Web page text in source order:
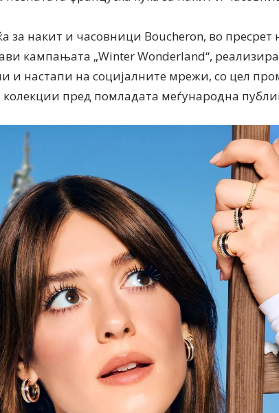
за накит и часовници Boucheron, во
кампањата „Winter Wonderland“,
и настапи на социјалните мрежи, со цел
пред помладата меѓународна